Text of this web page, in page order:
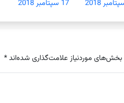
17 سپتامبر 2018
بخش‌های موردنیاز علامت‌گذاری شده‌اند*